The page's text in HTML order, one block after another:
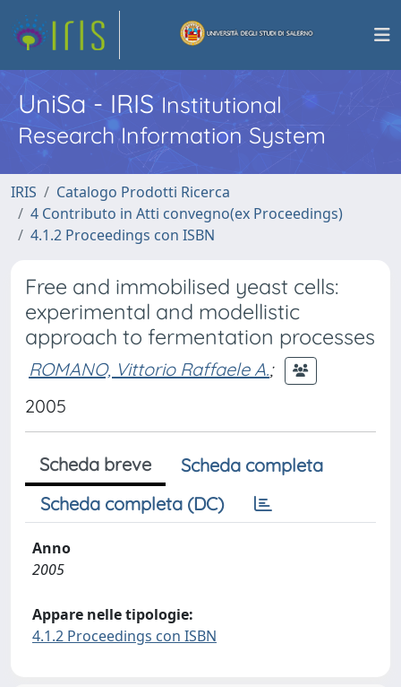
UniSa - IRISInstitutional
Research Information System
IRIS
Catalogo Prodotti Ricerca
4 Contributo in Atti convegno(ex Proceedings)
4.1.2 Proceedings con ISBN
Free and immobilised yeast cells:
experimental and modellistic
approach to fermentation processes
ROMANO, Vittorio Raffaele A.;
2005
Scheda breve
Scheda completa
Scheda completa (DC)
Anno
2005
Appare nelle tipologie:
4.1.2 Proceedings con ISBN